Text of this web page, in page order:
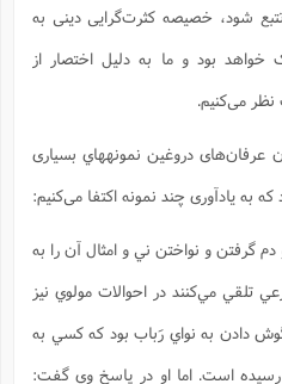
شود، خصیصه کثرت‌گرایی دینی به
بود و ما به دلیل اختصار از
می‌کنیم.
دروغین نمونههاي بسیاری
به یادآوری چند نمونه اکتفا می‌کنیم:
گرفتن و نواختن ني و امثال آن را به
تلقي مي‌کنند در احوالات مولوي نیز
دادن به نواي رَباب بود که کسي به
است. اما او در پاسخ وي گفت: